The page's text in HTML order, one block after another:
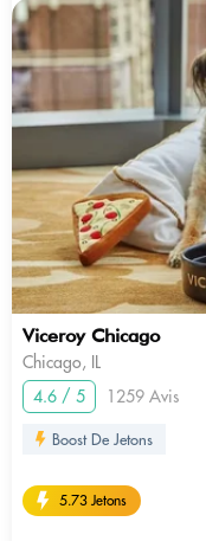
Viceroy Chicago
Chicago, IL
4.6 / 5
1259 Avis
Boost De Jetons
5.73 Jetons